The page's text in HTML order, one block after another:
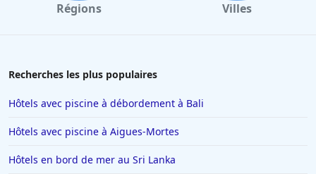
Régions Villes
Recherches les plus populaires
Hôtels avec piscine à débordement à Bali
Hôtels avec piscine à Aigues-Mortes
Hôtels en bord de mer au Sri Lanka